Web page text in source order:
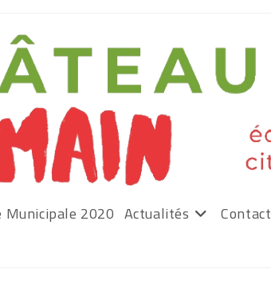
Municipale 2020 Actualités Contact